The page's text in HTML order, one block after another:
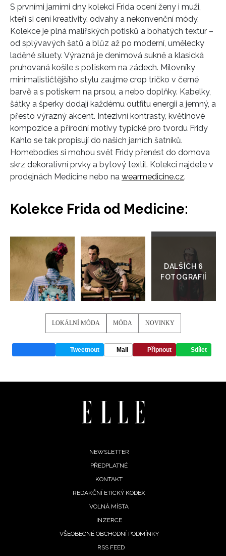
REDAKCE
S prvními jarními dny kolekci Frida ocení ženy i muži,
kteří si cení kreativity, odvahy a nekonvenční módy.
Kolekce je plná malířských potisků a bohatých textur –
od splývavých šatů a blůz až po moderní, umělecky
laděné siluety. Výrazná je denimová sukně a klasická
pruhovaná košile s potiskem na zádech. Milovníky
minimalističtějšího stylu zaujme crop tričko v černé
barvě a s potiskem na prsou, a nebo doplňky. Kabelky,
šátky a šperky dodají každému outfitu energii a jemný, a
přesto výrazný akcent. Intezivní kontrasty, květinové
kompozice a přírodní motivy typické pro tvordu Fridy
Kahlo se tak propisují do našich jarních šatníků.
Homebodies si mohou svět Fridy přenést do domova
skrz dekorativní prvky a bytový textil. Kolekci najdete v
prodejnách Medicine nebo na wearmedicine.cz.
Kolekce Frida od Medicine:
Přejít
do
galerie
LOKÁLNÍ MÓDA MÓDA NOVINKY
Tweetnout Mail Připnout Sdílet
NEWSLETTER
PŘEDPLATNÉ
KONTAKT
REDAKČNÍ ETICKÝ KODEX
VOLNÁ MÍSTA
INZERCE
VŠEOBECNÉ OBCHODNÍ PODMÍNKY
RSS FEED